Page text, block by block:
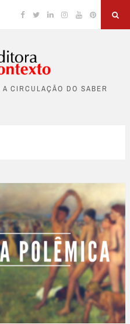
Facebook
TwitterLinkedinInstagram
YouTubePinterest
CIRCULAÇÃO DO SABER